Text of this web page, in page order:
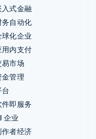
入式金融
务自动化
球化企业
用内支付
易市场
金管理
台
件即服务
企业
作者经济